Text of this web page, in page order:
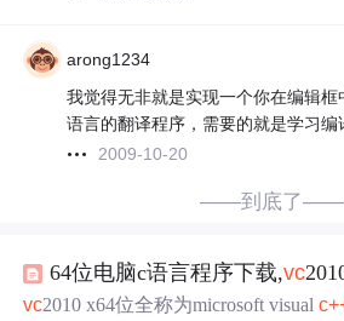
arong1234
我觉得无非就是实现一个你在编辑框
语言的翻译程序，需要的就是学习编
2009-10-20
——到底了——
64位电脑c语言程序下载,vc
vc2010 x64位全称为microsoft visual